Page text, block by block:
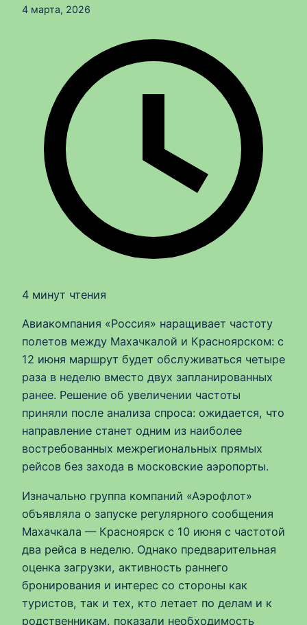
4 марта, 2026
4 минут чтения
Авиакомпания «Россия» наращивает частоту
полетов между Махачкалой и Красноярском: с
12 июня маршрут будет обслуживаться четыре
раза в неделю вместо двух запланированных
ранее. Решение об увеличении частоты
приняли после анализа спроса: ожидается, что
направление станет одним из наиболее
востребованных межрегиональных прямых
рейсов без захода в московские аэропорты.
Изначально группа компаний «Аэрофлот»
объявляла о запуске регулярного сообщения
Махачкала — Красноярск с 10 июня с частотой
два рейса в неделю. Однако предварительная
оценка загрузки, активность раннего
бронирования и интерес со стороны как
туристов, так и тех, кто летает по делам и к
родственникам, показали необходимость